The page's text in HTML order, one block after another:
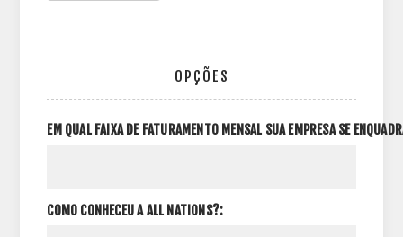
OPÇÕES
EM QUAL FAIXA DE FATURAMENTO MENSAL SUA EMPRESA SE
COMO CONHECEU A ALL NATIONS?: